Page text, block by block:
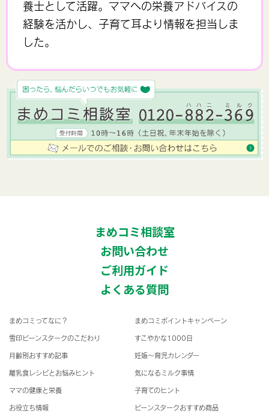
養士として活躍。ママへの栄養アドバイスの
経験を活かし、子育て耳より情報を担当しま
した。
まめコミ相談室
お問い合わせ
ご利用ガイド
よくある質問
まめコミってなに？ まめコミポイントキャンペーン
雪印ビーンスタークのこだわり すこやかな1000日
月齢別おすすめ記事 妊娠〜育児カレンダー
離乳食レシピとお悩みヒント 気になるミルク事情
ママの健康と栄養 子育てのヒント
お役立ち情報 ビーンスタークおすすめ商品